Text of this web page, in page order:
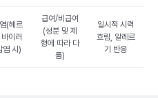
(헤르
이러
염 시)
급여/비급여
(성분 및 제
형에 따라 다
름)
일시적 시력
흐림, 알레르
기 반응